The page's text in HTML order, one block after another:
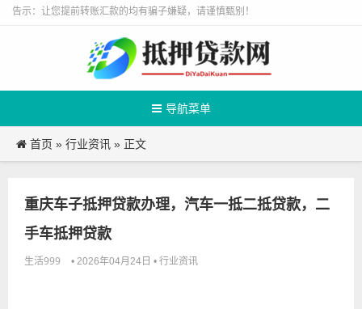
告示：让您提前转账汇款的均有骗子嫌疑，请谨慎甄别！
导航菜单
首页 » 行业资讯 » 正文
重庆车子抵押贷款办理，汽车一抵二抵贷款，二
手车抵押贷款
生活999 • 2026年04月24日 • 行业资讯